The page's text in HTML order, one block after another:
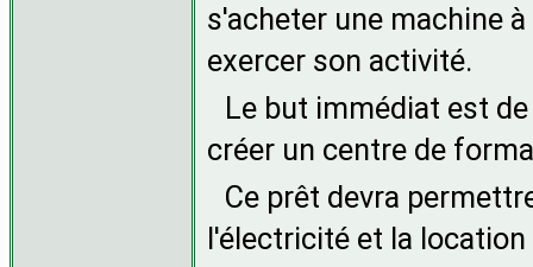
s'acheter une machine
exercer son activité.
Le but immédiat est
créer un centre de
Ce prêt devra
l'électricité et la location